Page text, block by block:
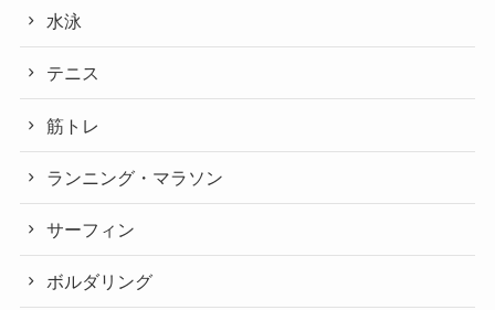
水泳
テニス
筋トレ
ランニング・マラソン
サーフィン
ボルダリング